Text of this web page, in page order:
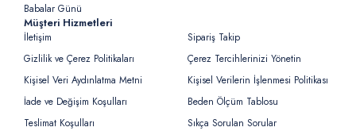
Babalar Günü
Müşteri Hizmetleri
İletişim
Sipariş Takip
Gizlilik ve Çerez Politikaları
Çerez Tercihlerinizi Yönetin
Kişisel Veri Aydınlatma Metni
Kişisel Verilerin İşlenmesi Politikası
İade ve Değişim Koşulları
Beden Ölçüm Tablosu
Teslimat Koşulları
Sıkça Sorulan Sorular